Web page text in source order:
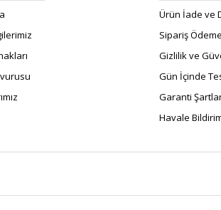
Ürün İade ve
Sipariş
Gizlilik ve
Gün İçinde
Garanti
Havale